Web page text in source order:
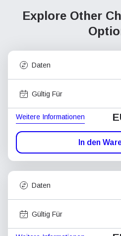
Explore Other
Daten
Gültig Für
Weitere Informationen
In den
Daten
Gültig Für